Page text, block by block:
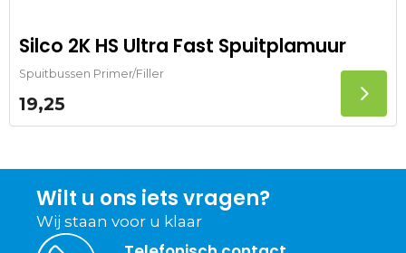
Silco 2K HS Ultra Fast Spuitplamuur
Spuitbussen Primer/Filler
19,25
Wilt u ons iets vragen?
Wij staan voor u klaar